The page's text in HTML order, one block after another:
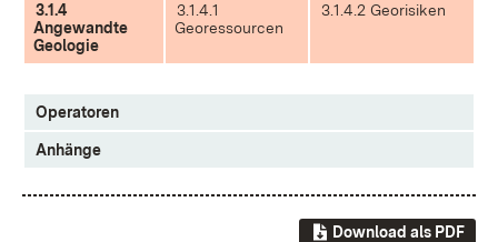
3.1.4
Angewandte
Geologie
3.1.4.1
Georessourcen
3.1.4.2 Georisiken
Operatoren
Anhänge
Download als PDF